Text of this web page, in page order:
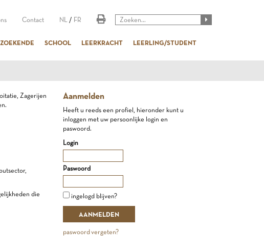
Contact NL / FR
SCHOOL LEERKRACHT LEERLING/STUDENT
Zagerijen
die
Aanmelden
Heeft u reeds een profiel, hieronder kunt u
inloggen met uw persoonlijke login en
paswoord.
Login
Paswoord
ingelogd blijven?
paswoord vergeten?